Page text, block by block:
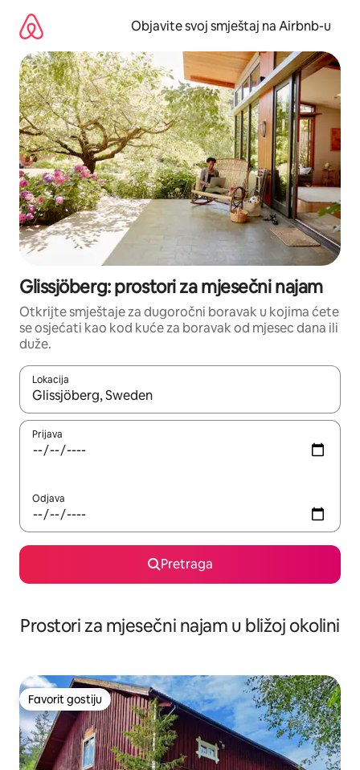
sadržaj
Objavite svoj smještaj na Airbnb-u
Glissjöberg: prostori za mjesečni najam
Otkrijte smještaje za dugoročni boravak u kojima ćete
se osjećati kao kod kuće za boravak od mjesec dana ili
duže.
Lokacija
Kad su rezultati dostupni, možete da se krećete kroz njih
Prijava
Odjava
Pretraga
Prostori za mjesečni najam u bližoj okolini
Favorit gostiju
Favorit gostiju